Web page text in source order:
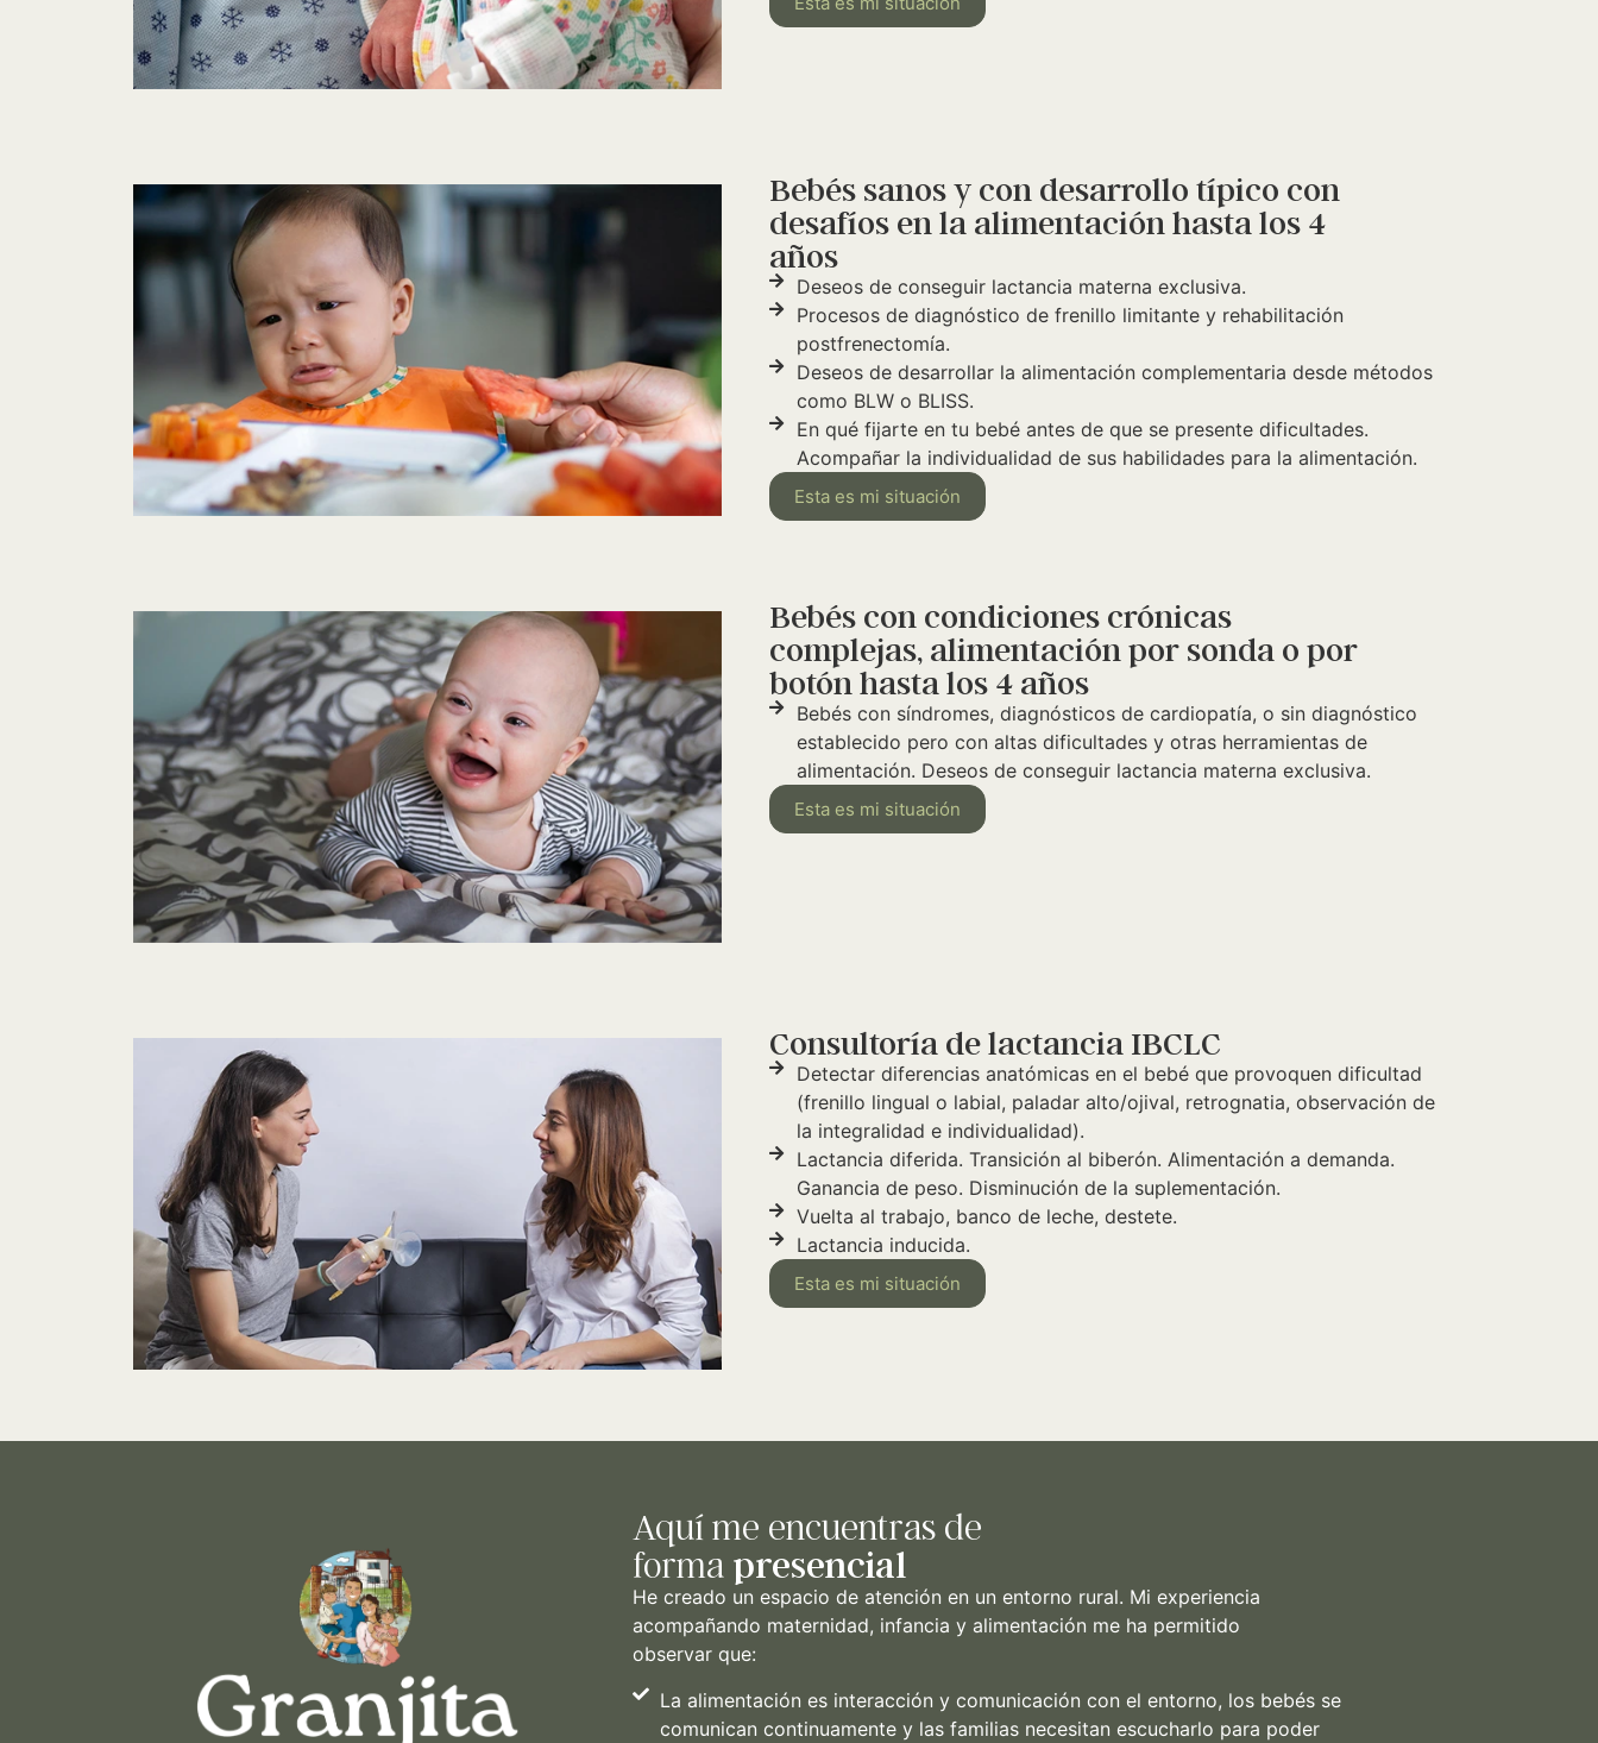
Bebés sanos y con desarrollo típico con
desafíos en la alimentación hasta los 4
años
Deseos de conseguir lactancia materna exclusiva.
Procesos de diagnóstico de frenillo limitante y rehabilitación
postfrenectomía.
Deseos de desarrollar la alimentación complementaria desde métodos
como BLW o BLISS.
En qué fijarte en tu bebé antes de que se presente dificultades.
Acompañar la individualidad de sus habilidades para la alimentación.
Esta es mi situación
Bebés con condiciones crónicas
complejas, alimentación por sonda o por
botón hasta los 4 años
Bebés con síndromes, diagnósticos de cardiopatía, o sin diagnóstico
establecido pero con altas dificultades y otras herramientas de
alimentación. Deseos de conseguir lactancia materna exclusiva.
Esta es mi situación
Consultoría de lactancia IBCLC
Detectar diferencias anatómicas en el bebé que provoquen dificultad
(frenillo lingual o labial, paladar alto/ojival, retrognatia, observación de
la integralidad e individualidad).
Lactancia diferida. Transición al biberón. Alimentación a demanda.
Ganancia de peso. Disminución de la suplementación.
Vuelta al trabajo, banco de leche, destete.
Lactancia inducida.
Esta es mi situación
Aquí me encuentras de
forma presencial
He creado un espacio de atención en un entorno rural. Mi experiencia
acompañando maternidad, infancia y alimentación me ha permitido
observar que:
La alimentación es interacción y comunicación con el entorno, los bebés se
comunican continuamente y las familias necesitan escucharlo para poder